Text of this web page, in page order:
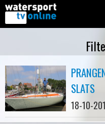
Motorboot-sloep
Home
SLATS
18-10-